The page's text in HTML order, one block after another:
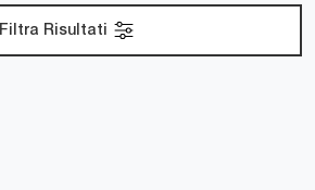
Filtra Risultati